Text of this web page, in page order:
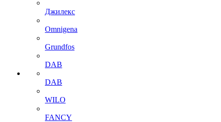
Джилекс
Omnigena
Grundfos
DAB
DAB
WILO
FANCY